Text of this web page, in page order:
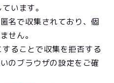
います。
名で収集されており、個
せん。
ることで収集を拒否する
のブラウザの設定をご確